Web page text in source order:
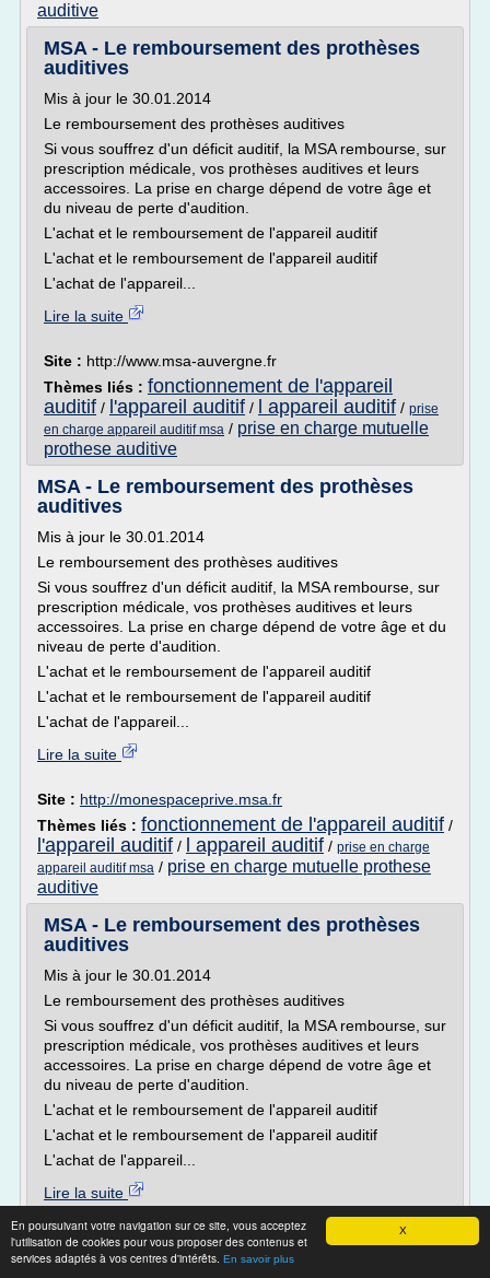
X
En poursuivant votre navigation sur ce site, vous acceptez
l'utilisation de cookies pour vous proposer des contenus et
services adaptés à vos centres d'intérêts. En savoir plus
auditive
MSA - Le remboursement des prothèses
auditives
Mis à jour le 30.01.2014
Le remboursement des prothèses auditives
Si vous souffrez d'un déficit auditif, la MSA rembourse, sur
prescription médicale, vos prothèses auditives et leurs
accessoires. La prise en charge dépend de votre âge et
du niveau de perte d'audition.
L'achat et le remboursement de l'appareil auditif
L'achat et le remboursement de l'appareil auditif
L'achat de l'appareil...
Lire la suite
Site : http://www.msa-auvergne.fr
Thèmes liés : fonctionnement de l'appareil
auditif / l'appareil auditif / l appareil auditif / prise
en charge appareil auditif msa / prise en charge mutuelle
prothese auditive
MSA - Le remboursement des prothèses
auditives
Mis à jour le 30.01.2014
Le remboursement des prothèses auditives
Si vous souffrez d'un déficit auditif, la MSA rembourse, sur
prescription médicale, vos prothèses auditives et leurs
accessoires. La prise en charge dépend de votre âge et du
niveau de perte d'audition.
L'achat et le remboursement de l'appareil auditif
L'achat et le remboursement de l'appareil auditif
L'achat de l'appareil...
Lire la suite
Site : http://monespaceprive.msa.fr
Thèmes liés : fonctionnement de l'appareil auditif /
l'appareil auditif / l appareil auditif / prise en charge
appareil auditif msa / prise en charge mutuelle prothese
auditive
MSA - Le remboursement des prothèses
auditives
Mis à jour le 30.01.2014
Le remboursement des prothèses auditives
Si vous souffrez d'un déficit auditif, la MSA rembourse, sur
prescription médicale, vos prothèses auditives et leurs
accessoires. La prise en charge dépend de votre âge et
du niveau de perte d'audition.
L'achat et le remboursement de l'appareil auditif
L'achat et le remboursement de l'appareil auditif
L'achat de l'appareil...
Lire la suite
Site :http://www.msa-beauce-coeurdeloire.fr
Thèmes liés :fonctionnement de l'appareil